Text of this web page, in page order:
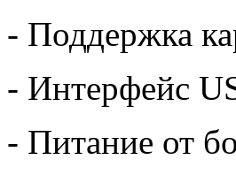
- Поддержка
- Интерфейс
- Питание от